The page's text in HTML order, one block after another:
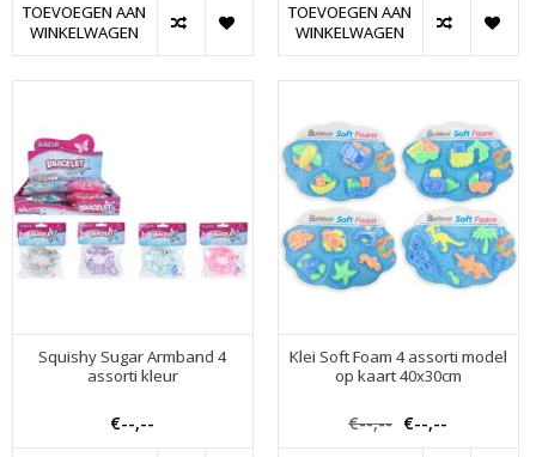
TOEVOEGEN AAN
WINKELWAGEN
TOEVOEGEN AAN
WINKELWAGEN
Squishy Sugar Armband 4
assorti kleur
€--,--
Klei Soft Foam 4 assorti model
op kaart 40x30cm
€--,-- €--,--